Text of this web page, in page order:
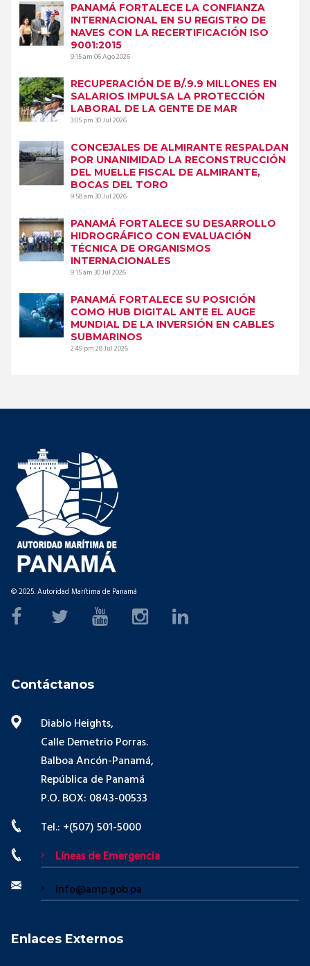
PANAMÁ FORTALECE LA CONFIANZA
INTERNACIONAL EN SU REGISTRO DE
NAVES CON LA RECERTIFICACIÓN ISO
9001:2015
9:15 am06 Ago 2026
RECUPERACIÓN DE B/.9.9 MILLONES EN
SALARIOS IMPULSA LA PROTECCIÓN
LABORAL DE LA GENTE DE MAR
3:05 pm30 Jul 2026
CONCEJALES DE ALMIRANTE RESPALDAN
POR UNANIMIDAD LA RECONSTRUCCIÓN
DEL MUELLE FISCAL DE ALMIRANTE,
BOCAS DEL TORO
9:58 am30 Jul 2026
PANAMÁ FORTALECE SU DESARROLLO
HIDROGRÁFICO CON EVALUACIÓN
TÉCNICA DE ORGANISMOS
INTERNACIONALES
9:15 am30 Jul 2026
PANAMÁ FORTALECE SU POSICIÓN
COMO HUB DIGITAL ANTE EL AUGE
MUNDIAL DE LA INVERSIÓN EN CABLES
SUBMARINOS
2:49 pm28 Jul 2026
© 2025. Autoridad Marítima de Panamá
Contáctanos
Diablo Heights,
Calle Demetrio Porras.
Balboa Ancón-Panamá,
República de Panamá
P.O. BOX: 0843-00533
Tel.: +(507) 501-5000
Líneas de Emergencia
info@amp.gob.pa
Enlaces Externos